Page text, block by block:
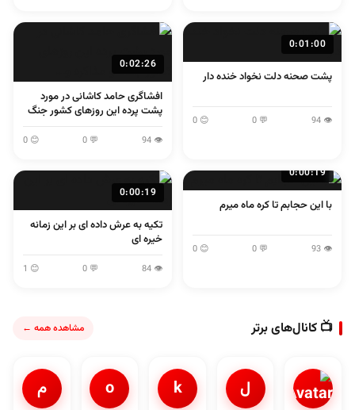
0:01:00
پشت صحنه دلت نخواد خنده دار
👁 94
💬 0
😊 0
0:02:26
افشاگری حامد کاشانی در مورد
پشت پرده این روزهای کشور جنگ
👁 94
💬 0
😊 0
0:00:19
با این حجابم تا کره ماه میرم
👁 93
💬 0
😊 0
0:00:19
تکیه به عرش داده ای بر این زمانه
خیره ای
👁 84
💬 0
😊 1
📺 کانال‌های برتر مشاهده همه ←
ل k
o م